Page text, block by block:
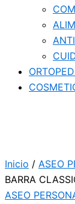
Inicio / ASEO
BARRA
ASEO